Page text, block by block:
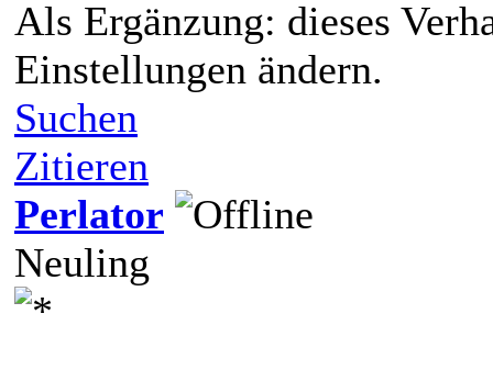
Als Ergänzung: dieses
Einstellungen ändern.
Suchen
Zitieren
Perlator
Neuling